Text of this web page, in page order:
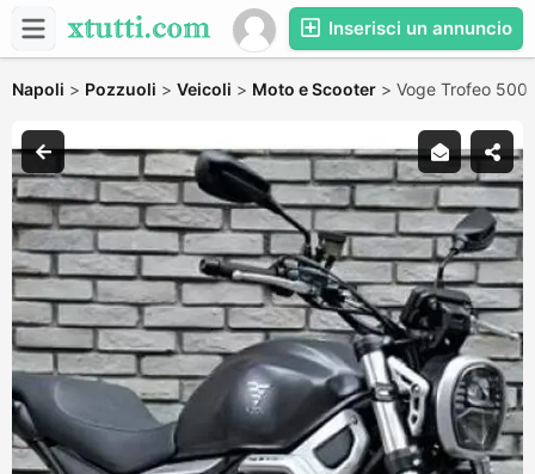
Inserisci un annuncio
Napoli > Pozzuoli > Veicoli > Moto e Scooter > Voge Trofeo 500